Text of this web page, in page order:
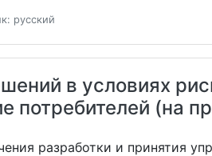
русский
в условиях
потребителей (на
разработки и принятия